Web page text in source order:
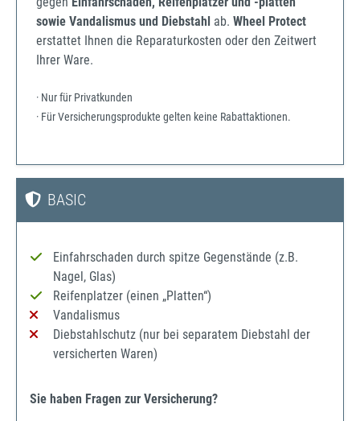
sowie Vandalismus und Diebstahl ab. Wheel Protect
erstattet Ihnen die Reparaturkosten oder den Zeitwert
Ihrer Ware.
· Nur für Privatkunden
· Für Versicherungsprodukte gelten keine Rabattaktionen.
BASIC
Einfahrschaden durch spitze Gegenstände (z.B.
Nagel, Glas)
Reifenplatzer (einen „Platten“)
Vandalismus
Diebstahlschutz (nur bei separatem Diebstahl der
versicherten Waren)
Sie haben Fragen zur Versicherung?